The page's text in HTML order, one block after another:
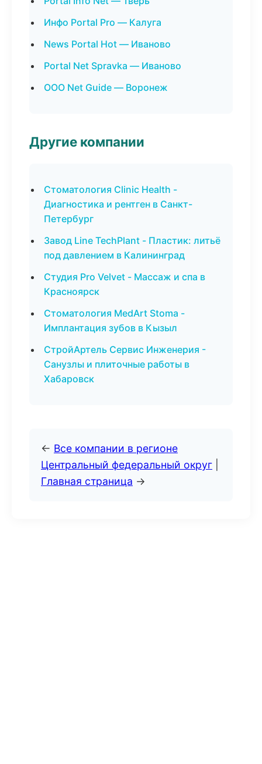
Инфо Portal Pro — Калуга
News Portal Hot — Иваново
Portal Net Spravka — Иваново
ООО Net Guide — Воронеж
Другие компании
Стоматология Clinic Health -
Диагностика и рентген в Санкт-
Петербург
Завод Line TechPlant - Пластик: литьё
под давлением в Калининград
Студия Pro Velvet - Массаж и спа в
Красноярск
Стоматология MedArt Stoma -
Имплантация зубов в Кызыл
СтройАртель Сервис Инженерия -
Санузлы и плиточные работы в
Хабаровск
← Все компании в регионе
Центральный федеральный округ
Главная страница →